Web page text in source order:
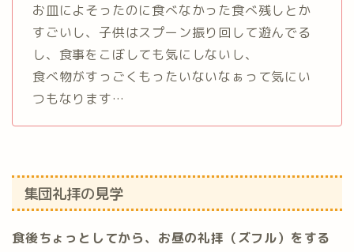
お皿によそったのに食べなかった食べ残しとか
すごいし、子供はスプーン振り回して遊んでる
し、食事をこぼしても気にしないし、
食べ物がすっごくもったいないなぁって気にい
つもなります…
集団礼拝の見学
食後ちょっとしてから、お昼の礼拝（ズフル）をする